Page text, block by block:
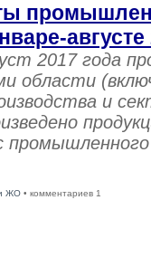
августе
2017 года
области
и
ЖО • комментариев 1